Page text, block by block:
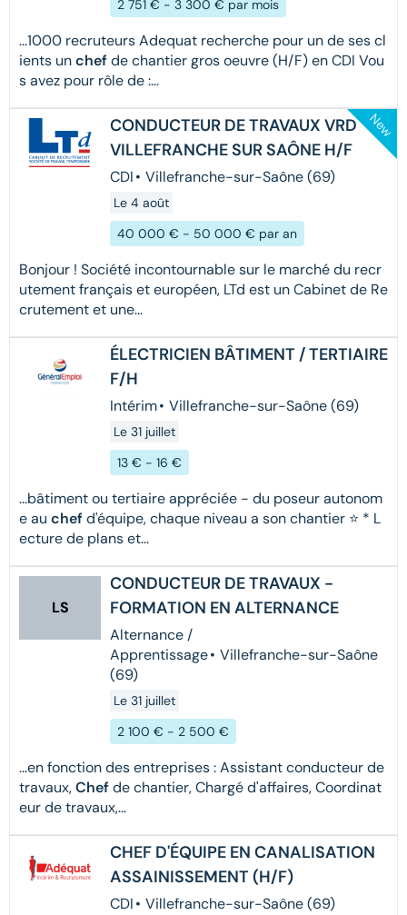
2 751 € - 3 300 € par mois
...1000 recruteurs Adequat recherche pour un de ses cl
ients unchefde chantier gros oeuvre (H/F) en CDI Vou
s avez pour rôle de :...
CONDUCTEUR DE TRAVAUX VRD
VILLEFRANCHE SUR SAÔNE H/F
CDI• Villefranche-sur-Saône (69)
Le 4 août
40 000 € - 50 000 € par an
Bonjour ! Société incontournable sur le marché du recr
utement français et européen, LTd est un Cabinet de Re
crutement et une...
New
ÉLECTRICIEN BÂTIMENT / TERTIAIRE
F/H
Intérim• Villefranche-sur-Saône (69)
Le 31 juillet
13 € - 16 €
...bâtiment ou tertiaire appréciée - du poseur autonom
e au chefd'équipe, chaque niveau a son chantier ⭐ * L
ecture de plans et...
LS
CONDUCTEUR DE TRAVAUX -
FORMATION EN ALTERNANCE
Alternance /
Apprentissage• Villefranche-sur-Saône
(69)
Le 31 juillet
2 100 € - 2 500 €
...en fonction des entreprises : Assistant conducteur de
travaux,Chefde chantier, Chargé d'affaires, Coordinat
eur de travaux,...
CHEF D'ÉQUIPE EN CANALISATION
ASSAINISSEMENT (H/F)
CDI• Villefranche-sur-Saône (69)